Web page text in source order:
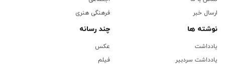
ارسال خبر
فرهنگی هنری
نوشته ها
یادداشت
یادداشت سردبیر
چند رسانه
عکس
فیلم